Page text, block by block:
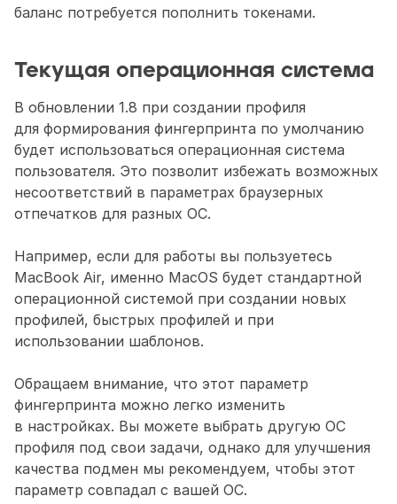
баланс потребуется пополнить токенами.
Текущая операционная система
В обновлении 1.8 при создании профиля
для формирования фингерпринта по умолчанию
будет использоваться операционная система
пользователя. Это позволит избежать возможных
несоответствий в параметрах браузерных
отпечатков для разных ОС.
Например, если для работы вы пользуетесь
MacBook Air, именно MacOS будет стандартной
операционной системой при создании новых
профилей, быстрых профилей и при
использовании шаблонов.
Обращаем внимание, что этот параметр
фингерпринта можно легко изменить
в настройках. Вы можете выбрать другую ОС
профиля под свои задачи, однако для улучшения
качества подмен мы рекомендуем, чтобы этот
параметр совпадал с вашей ОС.